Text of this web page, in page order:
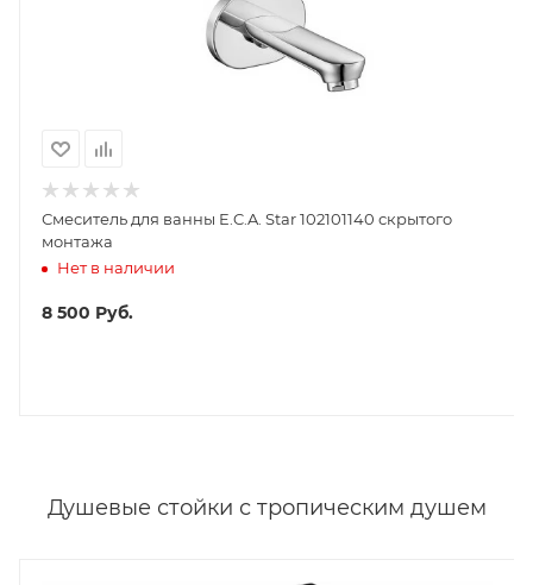
Смеситель для ванны E.C.A. Star 102101140 скрытого
монтажа
Нет в наличии
8 500 Руб.
Душевые стойки с тропическим душем